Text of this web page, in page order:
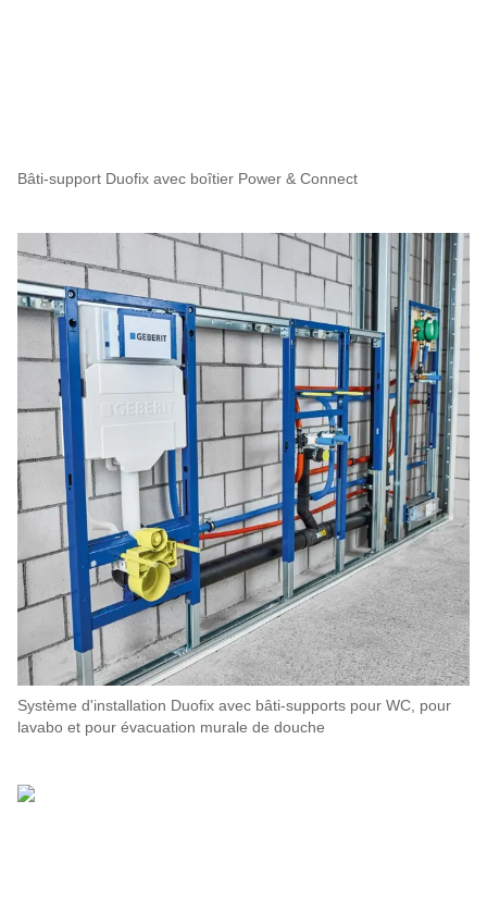
Bâti-support Duofix avec boîtier Power & Connect
Système d'installation Duofix avec bâti-supports pour WC, pour
lavabo et pour évacuation murale de douche